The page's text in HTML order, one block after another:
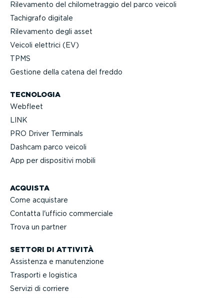
Rilevamento del chilo­me­traggio del parco veicoli
Tachigrafo digitale
Rilevamento degli asset
Veicoli elettrici (EV)
TPMS
Gestione della catena del freddo
TECNOLOGIA
Webfleet
LINK
PRO Driver Terminals
Dashcam parco veicoli
App per dispositivi mobili
ACQUISTA
Come acquistare
Contatta l'ufficio commerciale
Trova un partner
SETTORI DI ATTIVITÀ
Assistenza e manuten­zione
Trasporti e logistica
Servizi di corriere